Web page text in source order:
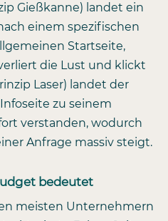
Gießkanne) landet ein
einem spezifischen
Startseite,
die Lust und klickt
Laser) landet der
zu seinem
verstanden, wodurch
Anfrage massiv steigt.
bedeutet
meisten Unternehmern